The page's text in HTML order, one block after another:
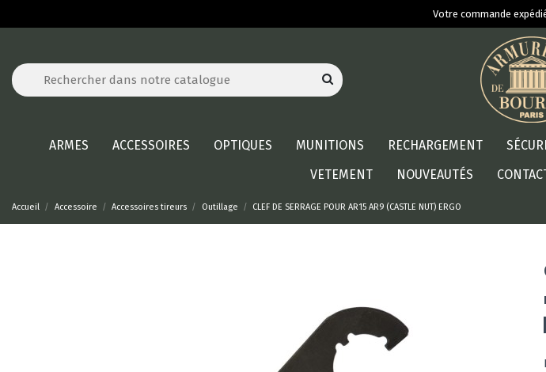
Votre commande
ARMES ACCESSOIRES OPTIQUES MUNITIONS RECHARGEMENT
VETEMENT
NOUVEAUTÉS
Accueil Accessoire Accessoires tireurs Outillage CLEF DE SERRAGE POUR AR15 AR9 (CASTLE NUT) ERGO